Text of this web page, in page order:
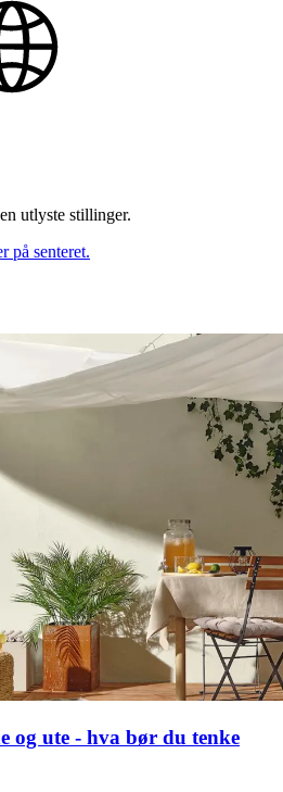
utlyste stillinger.
på senteret.
og ute - hva bør du tenke